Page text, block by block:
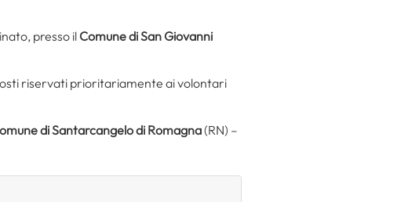
presso ilComune di San Giovanni
riservati prioritariamente ai volontari
di Santarcangelo di Romagna(RN) –